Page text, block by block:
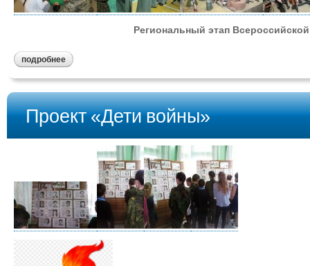
Региональный этап
подробнее
Проект «Дети войны»